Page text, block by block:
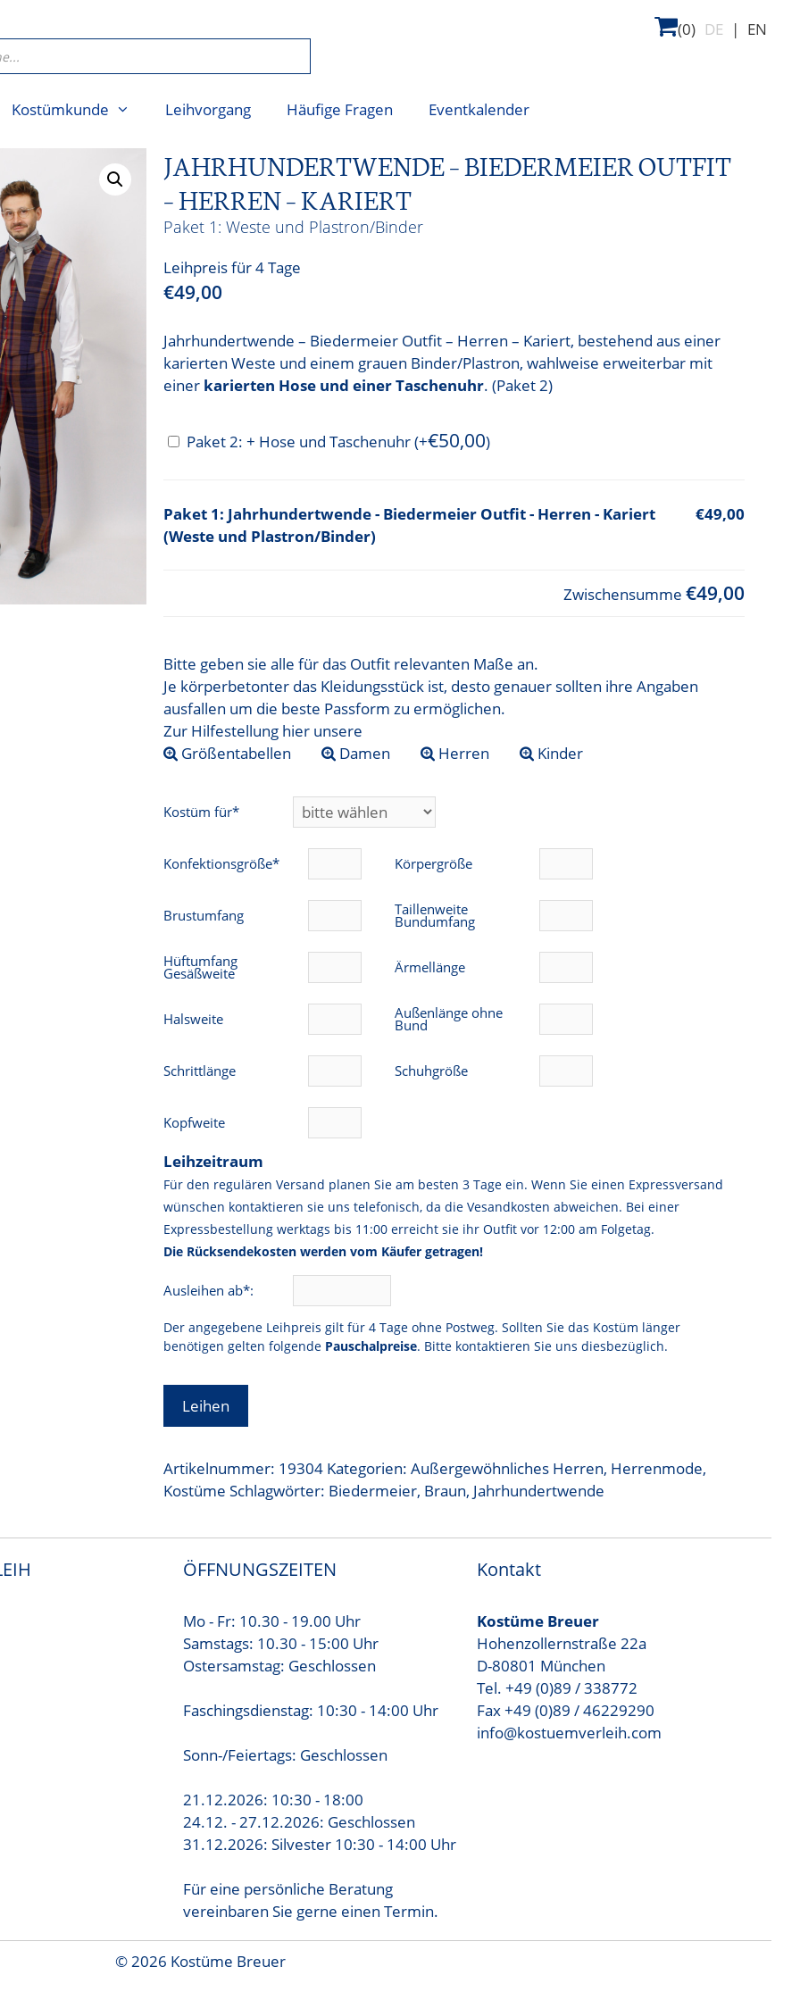
(0) DE | EN
Kostümkunde Leihvorgang Häufige Fragen Eventkalender
JAHRHUNDERTWENDE – BIEDERMEIER OUTFIT
– HERREN – KARIERT
Weste und Plastron/Binder
Leihpreis für 4 Tage
€49,00
Jahrhundertwende – Biedermeier Outfit – Herren – Kariert, bestehend aus einer
karierten Weste und einem grauen Binder/Plastron, wahlweise erweiterbar mit
einer karierten Hose und einer Taschenuhr. (Paket 2)
Paket 2: + Hose und Taschenuhr(+€50,00)
Jahrhundertwende - Biedermeier Outfit - Herren - Kariert
(Weste und Plastron/Binder)
€49,00
Zwischensumme €49,00
Bitte geben sie alle für das Outfit relevanten Maße an.
Je körperbetonter das Kleidungsstück ist, desto genauer sollten ihre Angaben
ausfallen um die beste Passform zu ermöglichen.
Zur Hilfestellung hier unsere
Größentabellen
Damen Herren Kinder
Kostüm für*
Konfektionsgröße* Körpergröße
Brustumfang Taillenweite
Bundumfang
Hüftumfang
Gesäßweite Ärmellänge
Halsweite Außenlänge ohne
Bund
Schrittlänge Schuhgröße
Kopfweite
Leihzeitraum
Für den regulären Versand planen Sie am besten 3 Tage ein. Wenn Sie einen Expressversand
wünschen kontaktieren sie uns telefonisch, da die Vesandkosten abweichen. Bei einer
Expressbestellung werktags bis 11:00 erreicht sie ihr Outfit vor 12:00 am Folgetag.
Die Rücksendekosten werden vom Käufer getragen!
Ausleihen ab*:
Der angegebene Leihpreis gilt für 4 Tage ohne Postweg. Sollten Sie das Kostüm länger
benötigen gelten folgende Pauschalpreise. Bitte kontaktieren Sie uns diesbezüglich.
Leihen
Artikelnummer: 19304 Kategorien:Außergewöhnliches Herren, Herrenmode,
Kostüme Schlagwörter: Biedermeier, Braun, Jahrhundertwende
ÖFFNUNGSZEITEN
Mo - Fr: 10.30 - 19.00 Uhr
Samstags: 10.30 - 15:00 Uhr
Ostersamstag: Geschlossen
Faschingsdienstag: 10:30 - 14:00 Uhr
Sonn-/Feiertags: Geschlossen
21.12.2026: 10:30 - 18:00
24.12. - 27.12.2026: Geschlossen
31.12.2026: Silvester 10:30 - 14:00 Uhr
Für eine persönliche Beratung
vereinbaren Sie gerne einen Termin.
Kontakt
Kostüme Breuer
Hohenzollernstraße 22a
D-80801 München
Tel. +49 (0)89 / 338772
Fax +49 (0)89 / 46229290
info@kostuemverleih.com
© 2026 Kostüme Breuer